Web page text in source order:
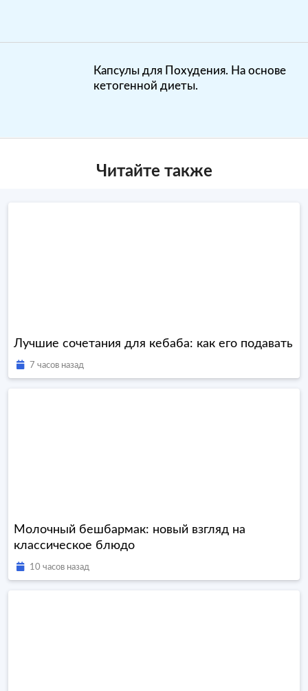
Капсулы для Похудения. На основе
кетогенной диеты.
Читайте также
Лучшие сочетания для кебаба: как его подавать
7 часов назад
Молочный бешбармак: новый взгляд на
классическое блюдо
10 часов назад